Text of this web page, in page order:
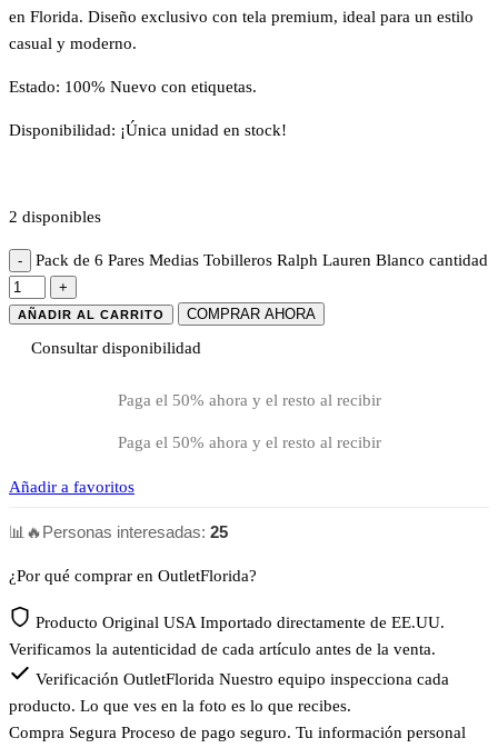
en Florida. Diseño exclusivo con tela premium, ideal para un estilo
casual y moderno.
Estado: 100% Nuevo con etiquetas.
Disponibilidad: ¡Única unidad en stock!
2 disponibles
Pack de 6 Pares Medias Tobilleros Ralph Lauren Blanco cantidad
AÑADIR AL CARRITO COMPRAR AHORA
Consultar disponibilidad
Paga el 50% ahora y el resto al recibir
Paga el 50% ahora y el resto al recibir
Añadir a favoritos
📊 🔥Personas interesadas: 25
¿Por qué comprar en OutletFlorida?
Producto Original USA Importado directamente de EE.UU.
Verificamos la autenticidad de cada artículo antes de la venta.
Verificación OutletFlorida Nuestro equipo inspecciona cada
producto. Lo que ves en la foto es lo que recibes.
Compra Segura Proceso de pago seguro. Tu información personal